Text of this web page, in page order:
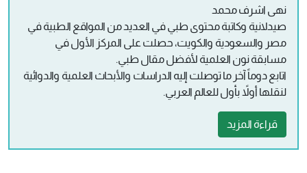
نهى اشرف محمد
صيدلانية وكاتبة محتوى طبي في العديد من المواقع الطبية في
مصر والسعودية والكويت، حصلت على المركز الأول في
مسابقة نون العلمية لأفضل مقال طبي.
اتابع دوماً آخر ما توصلت إليه الدراسات والأبحاث العلمية والدوائية
لنقلها أولاً بأول للعالم العربي.
قراءة المزيد